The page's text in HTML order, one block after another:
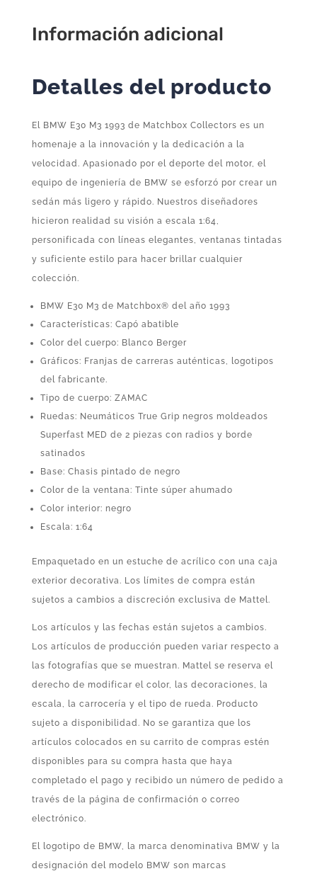
Información adicional
Detalles del producto
El BMW E30 M3 1993 de Matchbox Collectors es un
homenaje a la innovación y la dedicación a la
velocidad. Apasionado por el deporte del motor, el
equipo de ingeniería de BMW se esforzó por crear un
sedán más ligero y rápido. Nuestros diseñadores
hicieron realidad su visión a escala 1:64,
personificada con líneas elegantes, ventanas tintadas
y suficiente estilo para hacer brillar cualquier
colección.
BMW E30 M3 de Matchbox® del año 1993
Características: Capó abatible
Color del cuerpo: Blanco Berger
Gráficos: Franjas de carreras auténticas, logotipos
del fabricante.
Tipo de cuerpo: ZAMAC
Ruedas: Neumáticos True Grip negros moldeados
Superfast MED de 2 piezas con radios y borde
satinados
Base: Chasis pintado de negro
Color de la ventana: Tinte súper ahumado
Color interior: negro
Escala: 1:64
Empaquetado en un estuche de acrílico con una caja
exterior decorativa. Los límites de compra están
sujetos a cambios a discreción exclusiva de Mattel.
Los artículos y las fechas están sujetos a cambios.
Los artículos de producción pueden variar respecto a
las fotografías que se muestran. Mattel se reserva el
derecho de modificar el color, las decoraciones, la
escala, la carrocería y el tipo de rueda. Producto
sujeto a disponibilidad. No se garantiza que los
artículos colocados en su carrito de compras estén
disponibles para su compra hasta que haya
completado el pago y recibido un número de pedido a
través de la página de confirmación o correo
electrónico.
El logotipo de BMW, la marca denominativa BMW y la
designación del modelo BMW son marcas